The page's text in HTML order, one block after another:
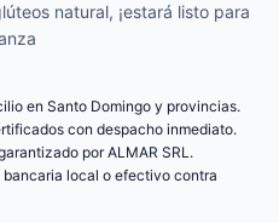
natural, ¡estará listo para
en Santo Domingo y provincias.
con despacho inmediato.
por ALMAR SRL.
bancaria local o efectivo contra